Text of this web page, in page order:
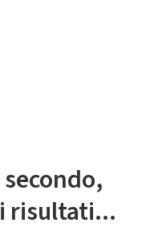
risultati...